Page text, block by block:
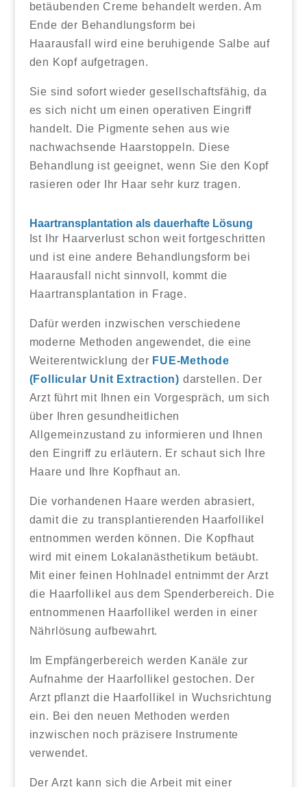
betäubenden Creme behandelt werden. Am
Ende der Behandlungsform bei
Haarausfall wird eine beruhigende Salbe auf
den Kopf aufgetragen.
Sie sind sofort wieder gesellschaftsfähig, da
es sich nicht um einen operativen Eingriff
handelt. Die Pigmente sehen aus wie
nachwachsende Haarstoppeln. Diese
Behandlung ist geeignet, wenn Sie den Kopf
rasieren oder Ihr Haar sehr kurz tragen.
Haartransplantation als dauerhafte Lösung
Ist Ihr Haarverlust schon weit fortgeschritten
und ist eine andere Behandlungsform bei
Haarausfall nicht sinnvoll, kommt die
Haartransplantation in Frage.
Dafür werden inzwischen verschiedene
moderne Methoden angewendet, die eine
Weiterentwicklung der FUE-Methode
(Follicular Unit Extraction) darstellen. Der
Arzt führt mit Ihnen ein Vorgespräch, um sich
über Ihren gesundheitlichen
Allgemeinzustand zu informieren und Ihnen
den Eingriff zu erläutern. Er schaut sich Ihre
Haare und Ihre Kopfhaut an.
Die vorhandenen Haare werden abrasiert,
damit die zu transplantierenden Haarfollikel
entnommen werden können. Die Kopfhaut
wird mit einem Lokalanästhetikum betäubt.
Mit einer feinen Hohlnadel entnimmt der Arzt
die Haarfollikel aus dem Spenderbereich. Die
entnommenen Haarfollikel werden in einer
Nährlösung aufbewahrt.
Im Empfängerbereich werden Kanäle zur
Aufnahme der Haarfollikel gestochen. Der
Arzt pflanzt die Haarfollikel in Wuchsrichtung
ein. Bei den neuen Methoden werden
inzwischen noch präzisere Instrumente
verwendet.
Der Arzt kann sich die Arbeit mit einer